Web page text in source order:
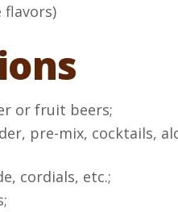
flavors)
or fruit beers;
pre-mix, cocktails,
cordials, etc.;